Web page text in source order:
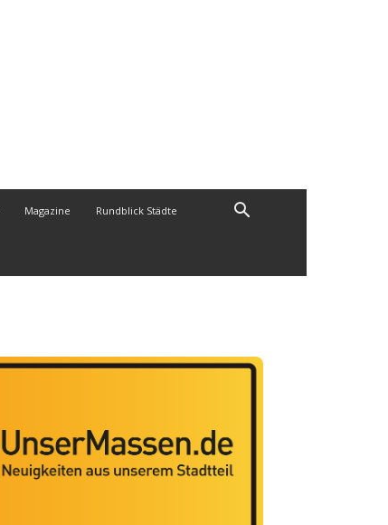
Magazine Rundblick Städte